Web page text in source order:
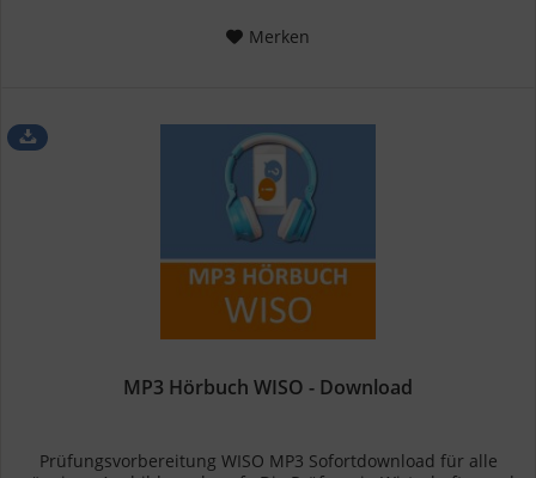
Merken
MP3 Hörbuch WISO - Download
Prüfungsvorbereitung WISO MP3 Sofortdownload für alle